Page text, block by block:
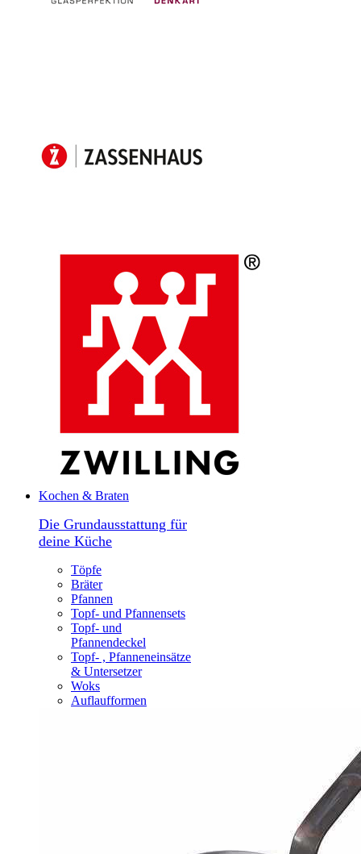
Kochen & Braten
Die Grundausstattung für
deine Küche
Töpfe
Bräter
Pfannen
Topf- und Pfannensets
Topf- und
Pfannendeckel
Topf- , Pfanneneinsätze
& Untersetzer
Woks
Auflaufformen